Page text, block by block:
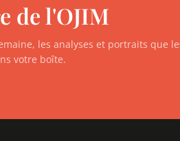
de l'OJIM
les analyses et portraits que
votre boîte.